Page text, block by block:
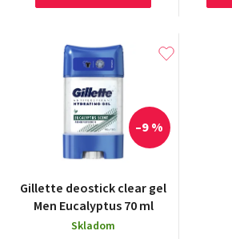
Gillette deostick clear gel
Men Eucalyptus 70 ml
Skladom
–9 %